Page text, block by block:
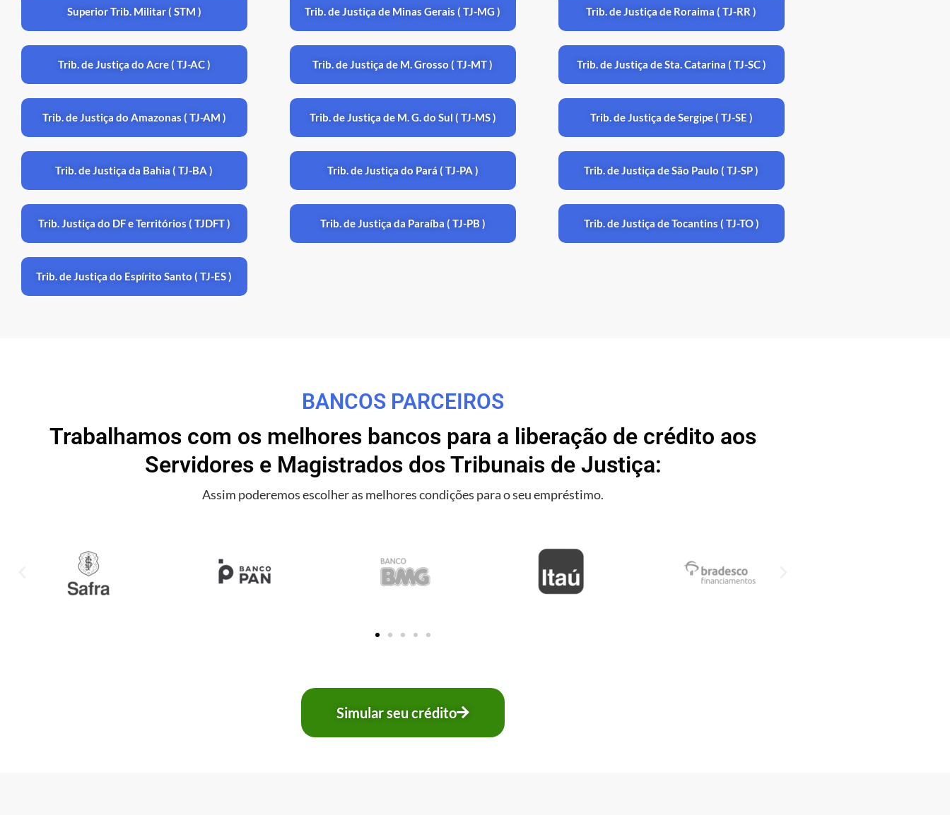
Superior Trib. Militar ( STM )
Trib. de Justiça do Acre ( TJ-AC )
Trib. de Justiça do Amazonas ( TJ-AM )
Trib. de Justiça da Bahia ( TJ-BA )
Trib. Justiça do DF e Territórios ( TJDFT )
Trib. de Justiça do Espírito Santo ( TJ-ES )
Trib. de Justiça de Minas Gerais ( TJ-MG )
Trib. de Justiça de M. Grosso ( TJ-MT )
Trib. de Justiça de M. G. do Sul ( TJ-MS )
Trib. de Justiça do Pará ( TJ-PA )
Trib. de Justiça da Paraíba ( TJ-PB )
Trib. de Justiça de Roraima ( TJ-RR )
Trib. de Justiça de Sta. Catarina ( TJ-SC )
Trib. de Justiça de Sergipe ( TJ-SE )
Trib. de Justiça de São Paulo ( TJ-SP )
Trib. de Justiça de Tocantins ( TJ-TO )
BANCOS PARCEIROS
Trabalhamos com os melhores bancos para a liberação de crédito aos
Servidores e Magistrados dos Tribunais de Justiça:
Assim poderemos escolher as melhores condições para o seu empréstimo.
Simular seu crédito